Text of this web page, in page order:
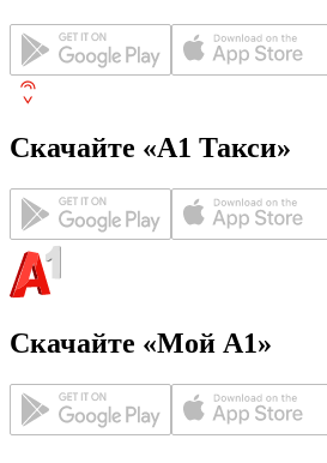
Скачайте «А1 Такси»
Скачайте «Мой А1»